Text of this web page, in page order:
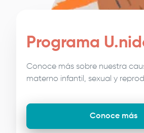
Programa
Conoce más sobre nuestra
materno infantil, sexual y
Conoce más